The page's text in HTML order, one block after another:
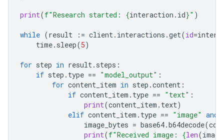
print(f"Research started: {interaction . id}" )
while (result := client. interactions .get(id=
time. sleep(5)
for step in result. steps :
if step . type == "model_output" :
for content_item in step .content :
if content_item . type == "text" :
print(content_item . text)
elif content_item . type == "image" and
image_bytes = base64.b64decode(
print(f"Received image: {len(